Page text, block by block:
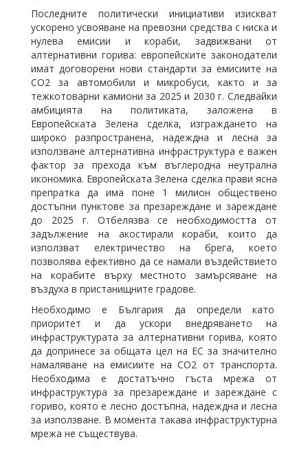
Последните политически инициативи изискват
ускорено усвояване на превозни средства с ниска и
нулева емисии и кораби, задвижвани от
алтернативни горива: европейските законодатели
имат договорени нови стандарти за емисиите на
CO2 за автомобили и микробуси, както и за
тежкотоварни камиони за 2025 и 2030 г. Следвайки
амбицията на политиката, заложена в
Европейската Зелена сделка, изграждането на
широко разпространена, надеждна и лесна за
използване алтернативна инфраструктура е важен
фактор за прехода към въглеродна неутрална
икономика. Европейската Зелена сделка прави ясна
препратка да има поне 1 милион обществено
достъпни пунктове за презареждане и зареждане
до 2025 г. Отбелязва се необходимостта от
задължение на акостирали кораби, които да
използват електричество на брега, което
позволява ефективно да се намали въздействието
на корабите върху местното замърсяване на
въздуха в пристанищните градове.
Необходимо е България да определи като
приоритет и да ускори внедряването на
инфраструктурата за алтернативни горива, която
да допринесе за общата цел на ЕС за значително
намаляване на емисиите на CO2 от транспорта.
Необходима е достатъчно гъста мрежа от
инфраструктура за презареждане и зареждане с
гориво, която е лесно достъпна, надеждна и лесна
за използване. В момента такава инфраструктурна
мрежа не съществува.